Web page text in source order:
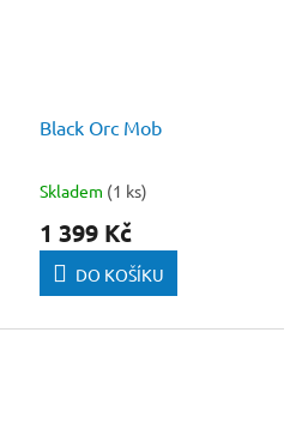
Black Orc Mob
Průměrné
produktu
5,0
5
Skladem (1 ks)
1 399 Kč
DO KOŠÍKU